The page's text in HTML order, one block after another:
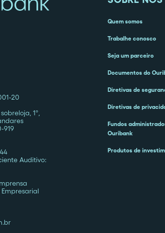
20
1º,
919
Auditivo:
Quem somos
Trabalhe conosco
Seja um parceiro
Documentos do
Diretivas de
Diretivas de
Fundos
Ouribank
Produtos de